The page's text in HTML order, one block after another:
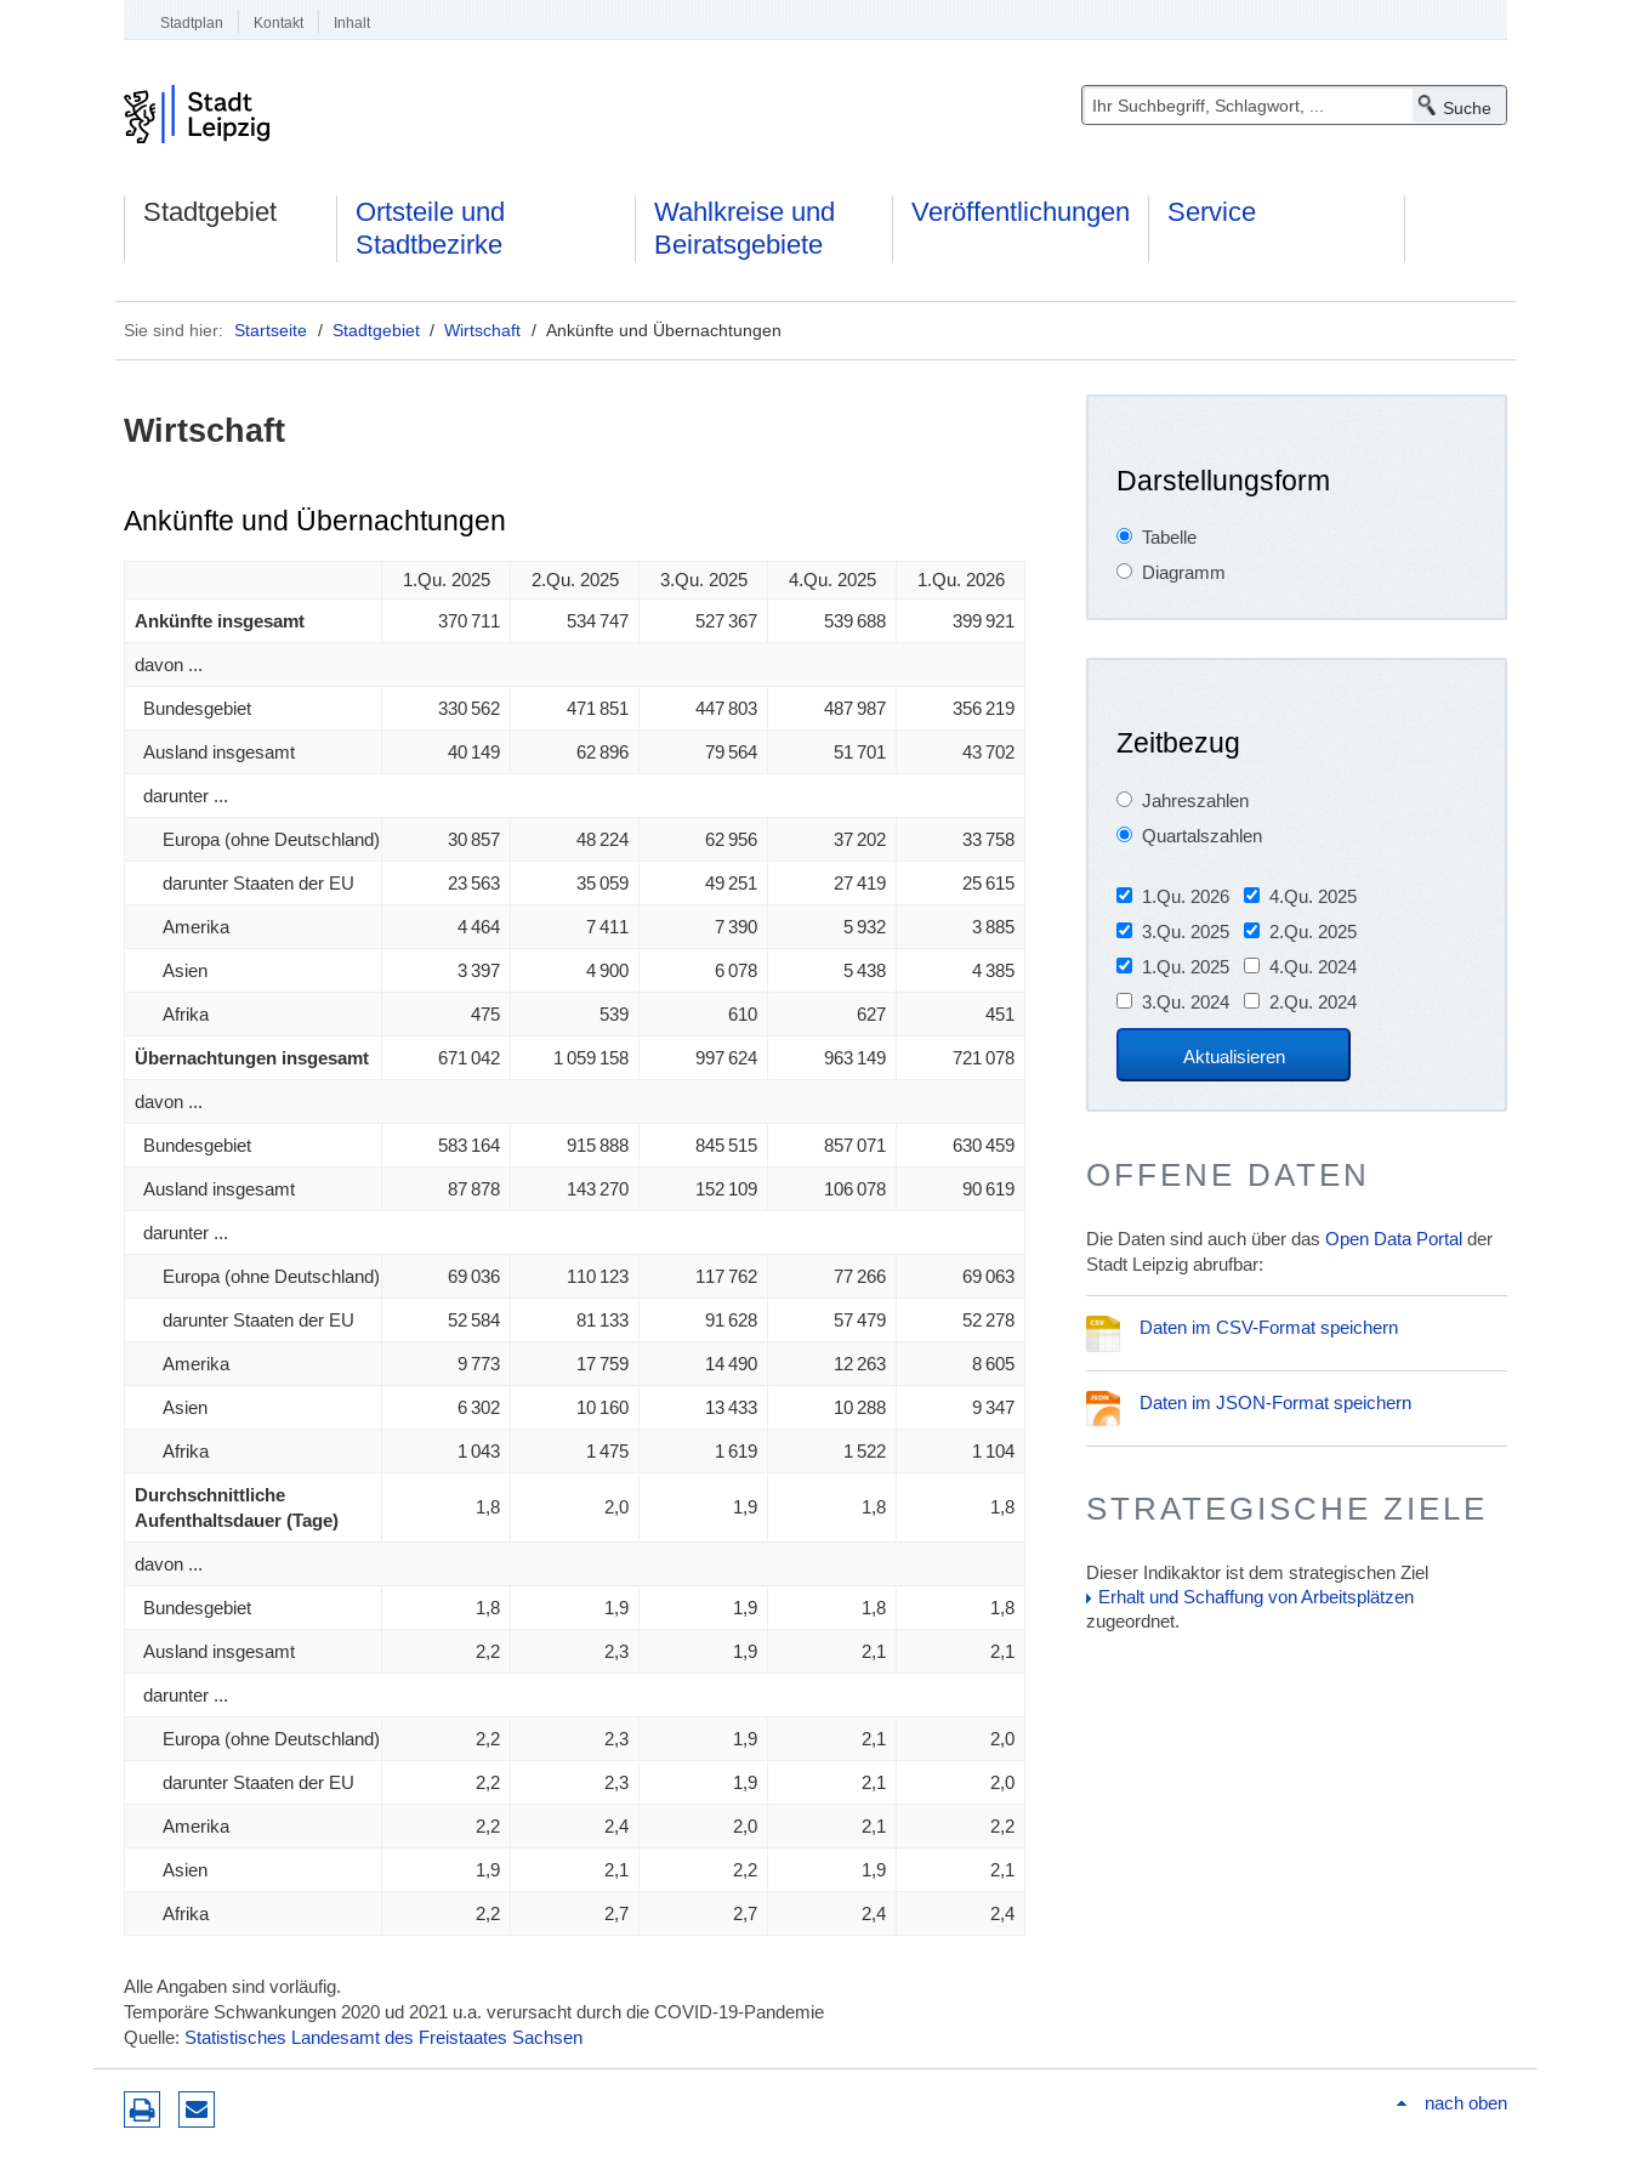
Stadtplan Kontakt Inhalt
Stadtgebiet
Ortsteile und
Stadtbezirke
Wahlkreise und
Beiratsgebiete
Veröffentlichungen Service
Sie sind hier: Startseite / Stadtgebiet /Wirtschaft / Ankünfte und Übernachtungen
Wirtschaft
Ankünfte und Übernachtungen
1.Qu. 2025 2.Qu. 2025 3.Qu. 2025 4.Qu. 2025
1.Qu. 2026
Ankünfte insgesamt
370 711 534 747 527 367 539 688 399 921
davon ...
Bundesgebiet 330 562 471 851 447 803 487 987 356 219
Ausland insgesamt 40 149 62 896 79 564 51 701 43 702
darunter ...
Europa (ohne Deutschland) 30 857 48 224 62 956 37 202 33 758
darunter Staaten der EU 23 563 35 059 49 251 27 419 25 615
Amerika 4 464 7 411 7 390 5 932 3 885
Asien 3 397 4 900 6 078 5 438 4 385
Afrika 475 539 610 627 451
Übernachtungen insgesamt 671 042 1 059 158 997 624 963 149 721 078
davon ...
Bundesgebiet 583 164 915 888 845 515 857 071 630 459
Ausland insgesamt 87 878 143 270 152 109 106 078 90 619
darunter ...
Europa (ohne Deutschland) 69 036 110 123 117 762 77 266 69 063
darunter Staaten der EU 52 584 81 133 91 628 57 479 52 278
Amerika 9 773 17 759 14 490 12 263 8 605
Asien 6 302 10 160 13 433 10 288 9 347
Afrika 1 043 1 475 1 619 1 522 1 104
Durchschnittliche
Aufenthaltsdauer (Tage)
1,8 2,0 1,9 1,8 1,8
davon ...
Bundesgebiet 1,8 1,9 1,9 1,8 1,8
Ausland insgesamt 2,2 2,3 1,9 2,1 2,1
darunter ...
Europa (ohne Deutschland) 2,2 2,3 1,9 2,1 2,0
darunter Staaten der EU 2,2 2,3 1,9 2,1 2,0
Amerika 2,2 2,4 2,0 2,1 2,2
Asien 1,9 2,1 2,2 1,9 2,1
Afrika 2,2 2,7 2,7 2,4 2,4
Alle Angaben sind vorläufig.
Temporäre Schwankungen 2020 ud 2021 u.a. verursacht durch die COVID-19-Pandemie
Quelle: Statistisches Landesamt des Freistaates Sachsen
Darstellungsform
Tabelle
Diagramm
Zeitbezug
Jahreszahlen
Quartalszahlen
1.Qu. 2026
4.Qu. 2025
3.Qu. 2025
2.Qu. 2025
1.Qu. 2025
4.Qu. 2024
3.Qu. 2024
2.Qu. 2024
OFFENE DATEN
Die Daten sind auch über dasOpen Data Portal der
Stadt Leipzig abrufbar:
Daten im CSV-Format speichern
Daten im JSON-Format speichern
STRATEGISCHE ZIELE
Dieser Indikaktor ist dem strategischen Ziel
Erhalt und Schaffung von Arbeitsplätzen
zugeordnet.
nach oben